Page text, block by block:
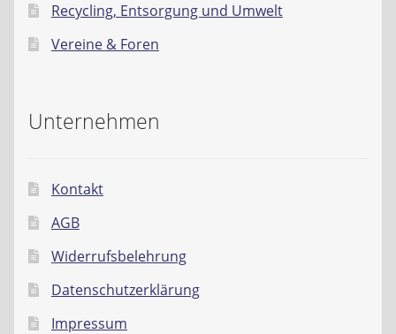
Recycling, Entsorgung und Umwelt
Vereine & Foren
Unternehmen
Kontakt
AGB
Widerrufsbelehrung
Datenschutzerklärung
Impressum